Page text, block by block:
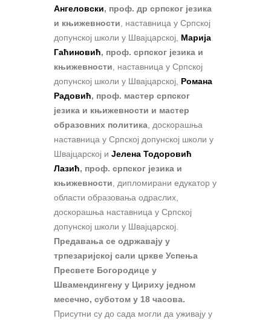
Ангеловски, проф. др српског језика
и књижевности , наставница у Српској
допунској школи у Швајцарској, Марија
Гаћиновић, проф. српског језика и
књижевности , наставница у Српској
допунској школи у Швајцарској, Романа
Радовић, проф. мастер српског
језика и књижевности и мастер
образовних политика , доскорашња
наставница у Српској допунској школи у
Швајцарској и Јелена Тодоровић
Лазић, проф. српског језика и
књижевности , дипломирани едукатор у
области образовања одраслих,
доскорашња наставница у Српској
допунској школи у Швајцарској.
Предавања се одржавају у
трпезаријској сали цркве Успења
Пресвете Богородице у
Швамендингену у Цириху једном
месечно, суботом у 18 часова.
Присутни су до сада могли да уживају у